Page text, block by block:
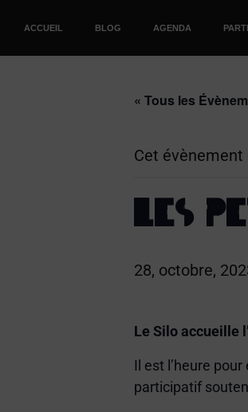
ACCUEIL BLOG AGENDA
« Tous les
Cet évènement
LES
28, octobre,
Le Silo accueille
Il est l’heure
participatif